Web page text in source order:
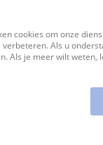
cookies om onze
Als u
Als je meer wilt weten,